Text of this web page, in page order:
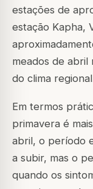
estações de
estação Kapha,
meados de
do clima
Em termos
primavera é
abril, o período
a subir, mas o
quando os